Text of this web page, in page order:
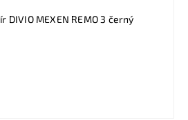
MEXEN REMO 3 černý